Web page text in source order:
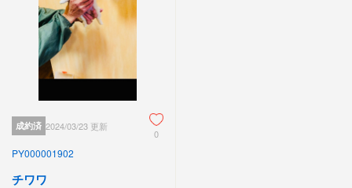
成約済 2024/03/23 更新
0
PY000001902
チワワ